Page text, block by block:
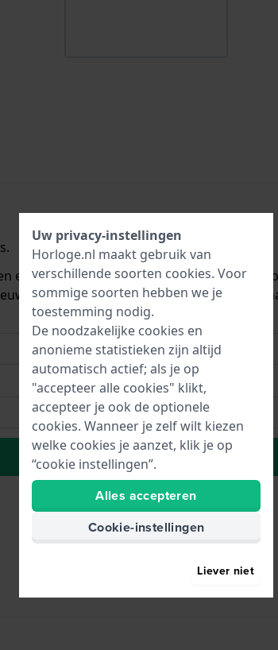
e-mail zodra we het weer op voorraad
voorraad. Het wordt onmiddellijk
Plaats in wenslijst
Uw privacy-instellingen
Horloge.nl maakt gebruik van
verschillende soorten cookies. Voor
sommige soorten hebben we je
toestemming nodig.
De noodzakelijke cookies en
anonieme statistieken zijn altijd
automatisch actief; als je op
"accepteer alle cookies" klikt,
accepteer je ook de optionele
cookies. Wanneer je zelf wilt kiezen
welke cookies je aanzet, klik je op
“cookie instellingen”.
Alles accepteren
Cookie-instellingen
Liever niet